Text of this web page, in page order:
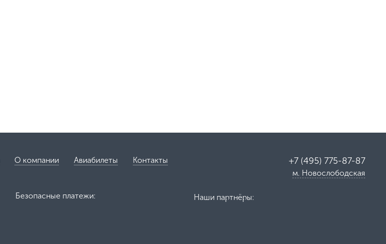
+7 (495) 775-87-87
м. Новослободская
О компании Авиабилеты Контакты
Безопасные платежи: Наши партнёры: